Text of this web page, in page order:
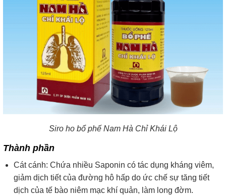
Siro ho bổ phế Nam Hà Chỉ Khái Lộ
Thành phần
Cát cánh: Chứa nhiều Saponin có tác dụng kháng viêm,
giảm dịch tiết của đường hô hấp do ức chế sự tăng tiết
dịch của tế bào niêm mạc khí quản, làm long đờm.